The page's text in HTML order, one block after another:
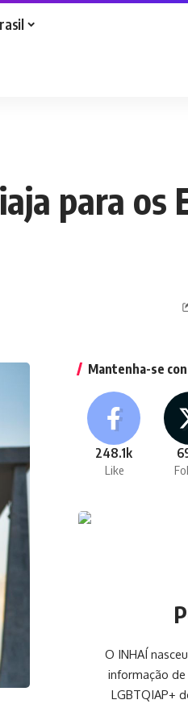
para os
Mantenha-se
248.1k
Like
O INHAÍ
informação
LGBTQIAP+